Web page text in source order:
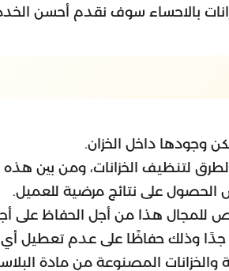
بالاحساء سوف نقدم أحسن
وجودها داخل الخزان.
لتنظيف الخزانات، ومن بين
على نتائج مرضية للعميل.
هذا من أجل الحفاظ على
وذلك حفاظًا على عدم تعطيل أي
والخزانات المصنوعة من مادة